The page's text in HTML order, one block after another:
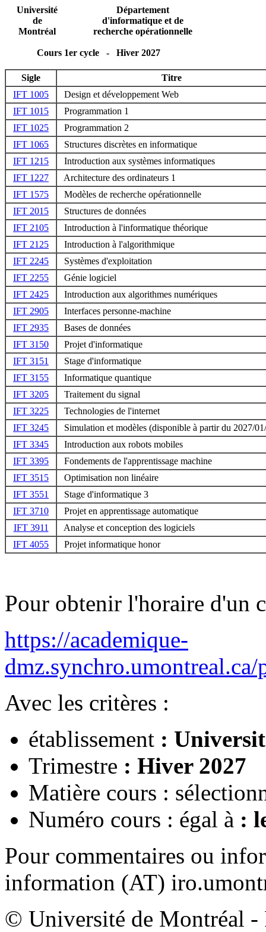
Université
Département
de
d'informatique et de
Montréal
recherche opérationnelle
Cours 1er cycle - Hiver 2027
Sigle
Titre
IFT 1005
Design et développement Web
IFT 1015
Programmation 1
IFT 1025
Programmation 2
IFT 1065
Structures discrètes en informatique
IFT 1215
Introduction aux systèmes informatiques
IFT 1227
Architecture des ordinateurs 1
IFT 1575
Modèles de recherche opérationnelle
IFT 2015
Structures de données
IFT 2105
Introduction à l'informatique théorique
IFT 2125
Introduction à l'algorithmique
IFT 2245
Systèmes d'exploitation
IFT 2255
Génie logiciel
IFT 2425
Introduction aux algorithmes numériques
IFT 2905
Interfaces personne-machine
IFT 2935
Bases de données
IFT 3150
Projet d'informatique
IFT 3151
Stage d'informatique
IFT 3155
Informatique quantique
IFT 3205
Traitement du signal
IFT 3225
Technologies de l'internet
IFT 3245
Simulation et modèles (disponible à partir du 2027/
IFT 3345
Introduction aux robots mobiles
IFT 3395
Fondements de l'apprentissage machine
IFT 3515
Optimisation non linéaire
IFT 3551
Stage d'informatique 3
IFT 3710
Projet en apprentissage automatique
IFT 3911
Analyse et conception des logiciels
IFT 4055
Projet informatique honor
Pour obtenir l'horaire d'un
https://academique-
Avec les critères :
établissement :
Trimestre : Hiver 2027
Matière cours :
Numéro cours : égal à :
Pour commentaires ou
information (AT)
© Université de Montréal -